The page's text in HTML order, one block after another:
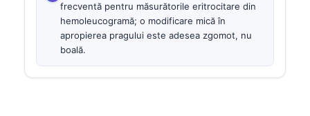
frecventă pentru măsurătorile eritrocitare din
hemoleucogramă; o modificare mică în
apropierea pragului este adesea zgomot, nu
boală.